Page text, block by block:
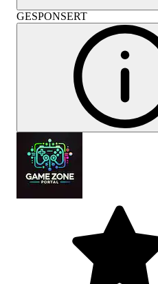
GESPONSERT